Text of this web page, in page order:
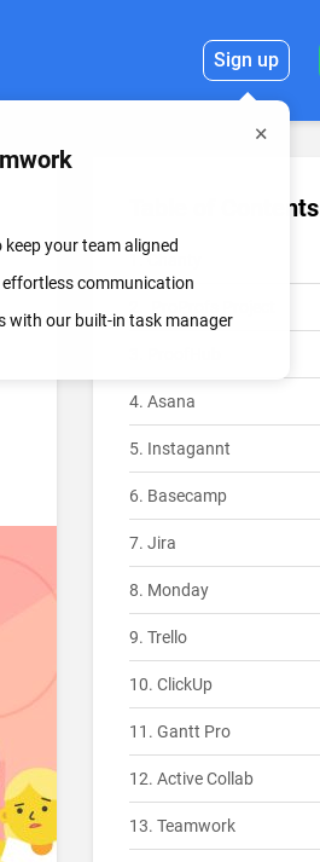
Sign up
your team aligned
communication
with our built-in task manager
Table of Contents
1. Chanty
4. Asana
5. Instagannt
6. Basecamp
7. Jira
8. Monday
9. Trello
10. ClickUp
11. Gantt Pro
12. Active Collab
13. Teamwork